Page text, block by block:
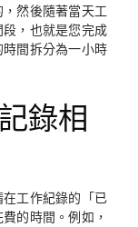
然後隨著當天工
，也就是您完成
間拆分為一小時
錄相
工作紀錄的「已
的時間。例如，